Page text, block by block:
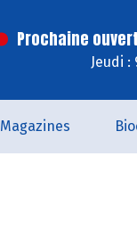
Prochaine
Jeudi :
Magazines